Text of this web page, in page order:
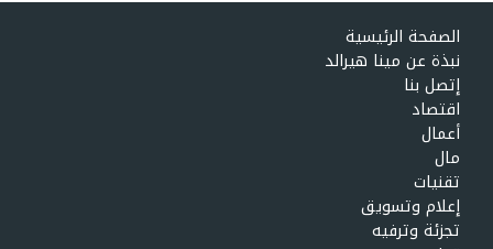
الصفحة الرئيسية
نبذة عن مينا هيرالد
إتصل بنا
اقتصاد
أعمال
مال
تقنيات
إعلام وتسويق
تجزئة وترفيه